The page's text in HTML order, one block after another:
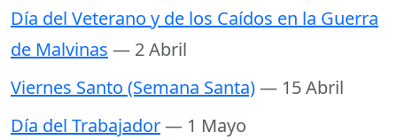
Día del Veterano y de los Caídos en la Guerra
de Malvinas — 2 Abril
Viernes Santo (Semana Santa)— 15 Abril
Día del Trabajador— 1 Mayo